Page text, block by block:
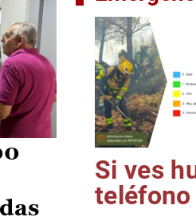
II Vuelta Ciclista CLM
Si ves